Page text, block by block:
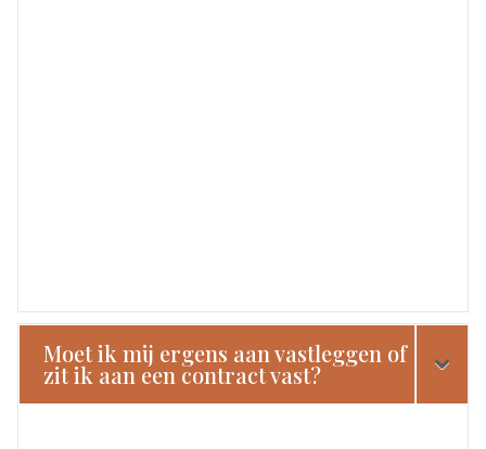
Moet ik mij ergens aan vastleggen of
zit ik aan een contract vast?